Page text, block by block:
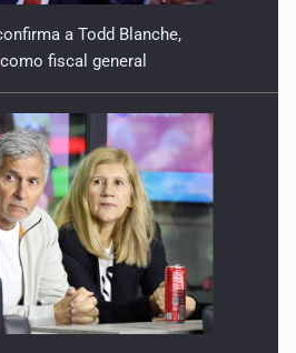
a Todd Blanche,
fiscal general